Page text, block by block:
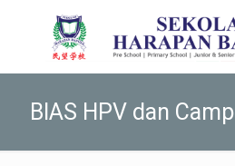
BIAS HPV dan